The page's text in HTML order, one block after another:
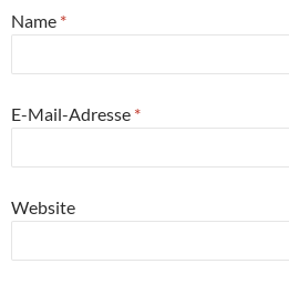
Name *
E-Mail-Adresse *
Website